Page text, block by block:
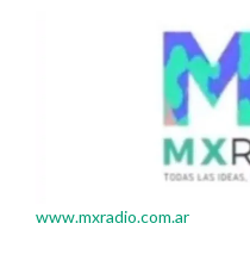
www.mxradio.com.ar